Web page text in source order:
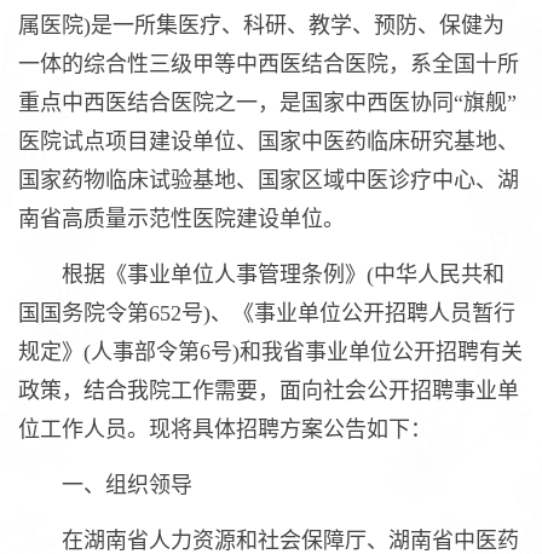
属医院)是一所集医疗、科研、教学、预防、保健为
一体的综合性三级甲等中西医结合医院，系全国十所
重点中西医结合医院之一，是国家中西医协同“旗舰”
医院试点项目建设单位、国家中医药临床研究基地、
国家药物临床试验基地、国家区域中医诊疗中心、湖
南省高质量示范性医院建设单位。
根据《事业单位人事管理条例》(中华人民共和
国国务院令第652号)、《事业单位公开招聘人员暂行
规定》(人事部令第6号)和我省事业单位公开招聘有关
政策，结合我院工作需要，面向社会公开招聘事业单
位工作人员。现将具体招聘方案公告如下：
一、组织领导
在湖南省人力资源和社会保障厅、湖南省中医药